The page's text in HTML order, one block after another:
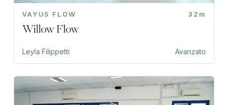
VAYUS FLOW 32m
Willow Flow
Leyla Filippetti Avanzato